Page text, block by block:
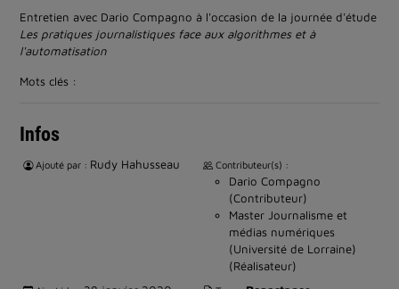
Entretien avec Dario Compagno à l'occasion de la journée d'étude
Les pratiques journalistiques face aux algorithmes et à
l'automatisation
Mots clés :
Infos
Ajouté par : Rudy Hahusseau Contributeur(s) :
Dario Compagno
(Contributeur)
Master Journalisme et
médias numériques
(Université de Lorraine)
(Réalisateur)